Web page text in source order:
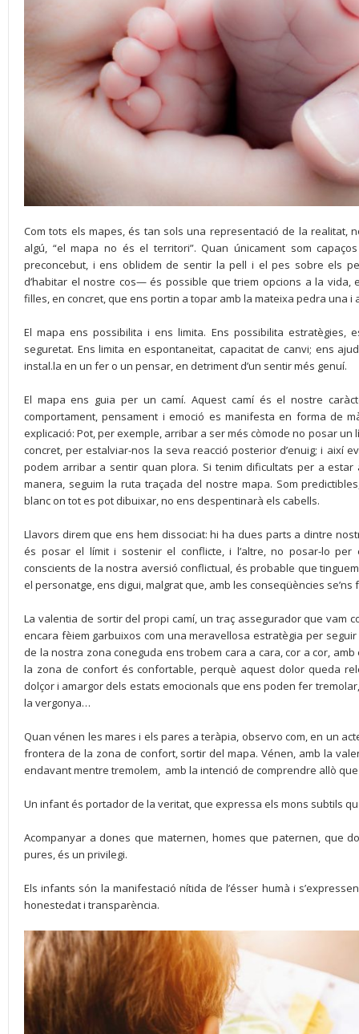
Com tots els mapes, és tan sols una representació de la realitat,
algú, “el mapa no és el territori”. Quan únicament som
preconcebut, i ens oblidem de sentir la pell i el pes sobre els
d’habitar el nostre cos— és possible que triem opcions a la
filles, en concret, que ens portin a topar amb la mateixa pedra una i
El mapa ens possibilita i ens limita. Ens possibilita estratègies,
seguretat. Ens limita en espontaneïtat, capacitat de canvi; ens
instal.la en un fer o un pensar, en detriment d’un sentir més genuí.
El mapa ens guia per un camí. Aquest camí és el nostre
comportament, pensament i emoció es manifesta en forma de
explicació: Pot, per exemple, arribar a ser més còmode no posar
concret, per estalviar-nos la seva reacció posterior d’enuig; i així
podem arribar a sentir quan plora. Si tenim dificultats per a estar
manera, seguim la ruta traçada del nostre mapa. Som
blanc on tot es pot dibuixar, no ens despentinarà els cabells.
Llavors direm que ens hem dissociat: hi ha dues parts a dintre
és posar el límit i sostenir el conflicte, i l’altre, no posar-lo
conscients de la nostra aversió conflictual, és probable que
el personatge, ens digui, malgrat que, amb les conseqüències se’ns
La valentia de sortir del propi camí, un traç assegurador que vam
encara fèiem garbuixos com una meravellosa estratègia per
de la nostra zona coneguda ens trobem cara a cara, cor a cor,
la zona de confort és confortable, perquè aquest dolor queda
dolçor i amargor dels estats emocionals que ens poden fer
la vergonya…
Quan vénen les mares i els pares a teràpia, observo com, en un
frontera de la zona de confort, sortir del mapa. Vénen, amb la
endavant mentre tremolem, amb la intenció de comprendre allò
Un infant és portador de la veritat, que expressa els mons subtils
Acompanyar a dones que maternen, homes que paternen, que
pures, és un privilegi.
Els infants són la manifestació nítida de l’ésser humà i
honestedat i transparència.